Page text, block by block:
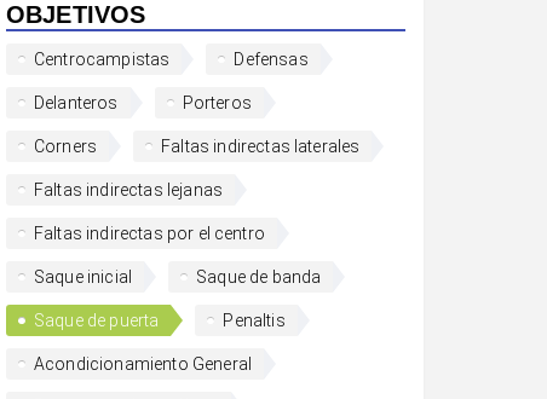
OBJETIVOS
Centrocampistas Defensas
Delanteros Porteros
Corners Faltas indirectas laterales
Faltas indirectas lejanas
Faltas indirectas por el centro
Saque inicial Saque de banda
Saque de puerta Penaltis
Acondicionamiento General